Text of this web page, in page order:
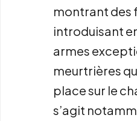
montrant des
introduisant
armes
meurtrières
place sur le
s’agit